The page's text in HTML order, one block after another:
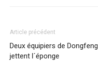
Article précédent
Deux équipiers de Dongfeng
jettent l´éponge